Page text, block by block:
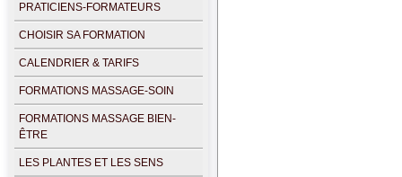
PRATICIENS-FORMATEURS
CHOISIR SA FORMATION
CALENDRIER & TARIFS
FORMATIONS MASSAGE-SOIN
FORMATIONS MASSAGE BIEN-
ÊTRE
LES PLANTES ET LES SENS